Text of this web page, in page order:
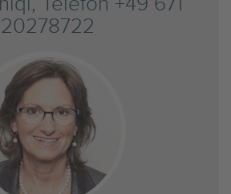
20278722